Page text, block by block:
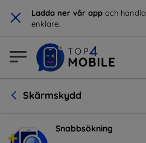
× Ladda ner vår app och handla
enklare.
Skärmskydd
Snabbsökning